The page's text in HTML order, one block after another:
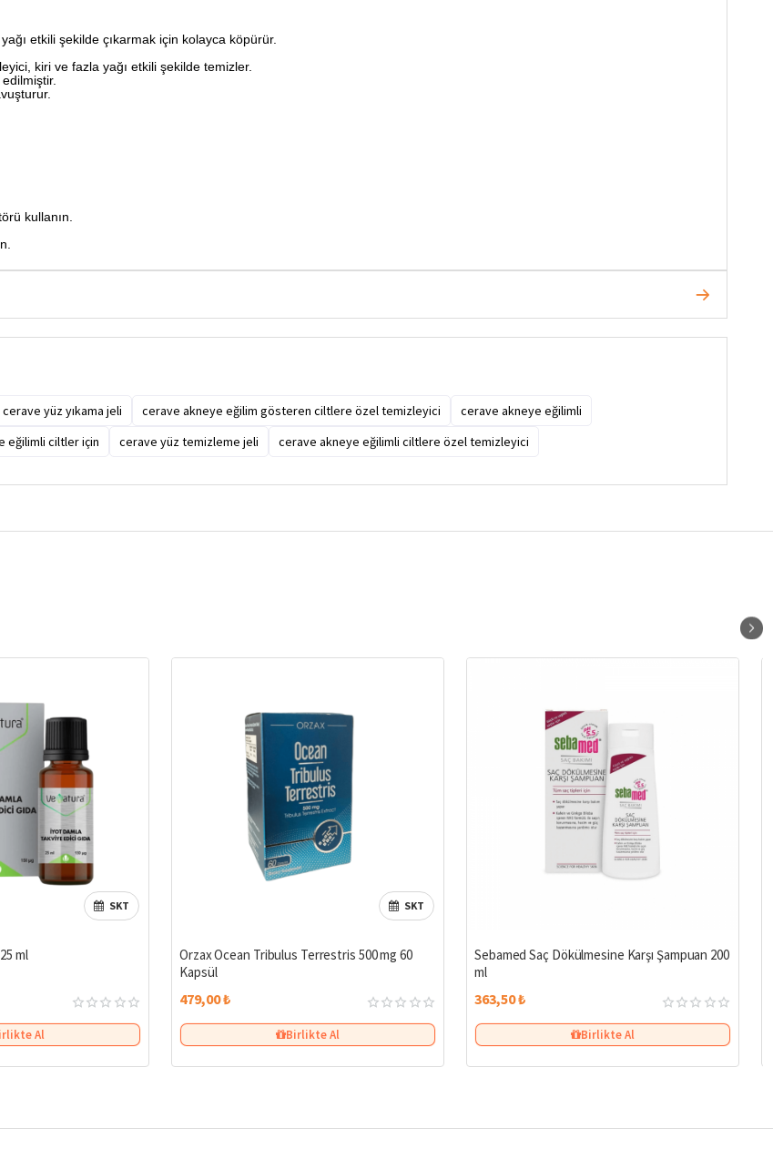
etkili şekilde çıkarmak için kolayca köpürür.
kiri ve fazla yağı etkili şekilde temizler.
kullanın.
cerave yüz yıkama jeli cerave akneye eğilim gösteren ciltlere özel temizleyici
cerave akneye eğilimli
eğilimli ciltler için cerave yüz temizleme jeli cerave akneye eğilimli ciltlere özel temizleyici
SKT
ml
Al
Çok Satan
SKT
Orzax Ocean Tribulus Terrestris 500 mg 60
Kapsül
479,00 ₺
Birlikte Al
Sebamed Saç Dökülmesine Karşı Şampuan 200
ml
363,50 ₺
Birlikte Al